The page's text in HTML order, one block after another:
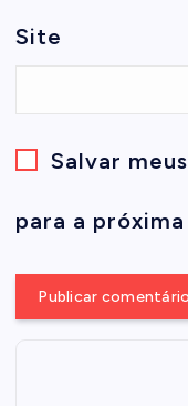
Site
Salvar
para a